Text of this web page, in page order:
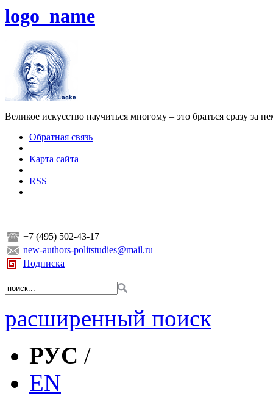
logo_name
Великое искусство научиться многому – это браться сразу за
Обратная связь
|
Карта сайта
|
RSS
+7 (495) 502-43-17
new-authors-politstudies@mail.ru
Подписка
расширенный поиск
РУС /
EN